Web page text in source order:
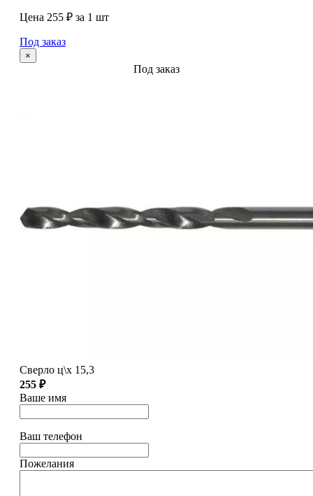
Цена 255 ₽ за 1 шт
Под заказ
×
Под заказ
Сверло ц\х 15,3
255 ₽
Ваше имя
Ваш телефон
Пожелания